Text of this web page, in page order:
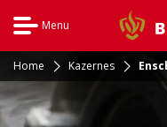
Menu
Home Kazernes